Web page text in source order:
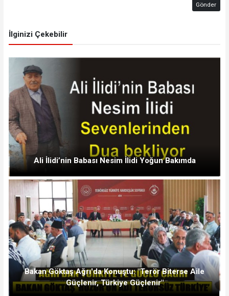
Gönder
İlginizi Çekebilir
Ali İlidi’nin Babası Nesim İlidi Yoğun Bakımda
Bakan Göktaş Ağrı'da Konuştu: "Terör Biterse Aile
Güçlenir, Türkiye Güçlenir"